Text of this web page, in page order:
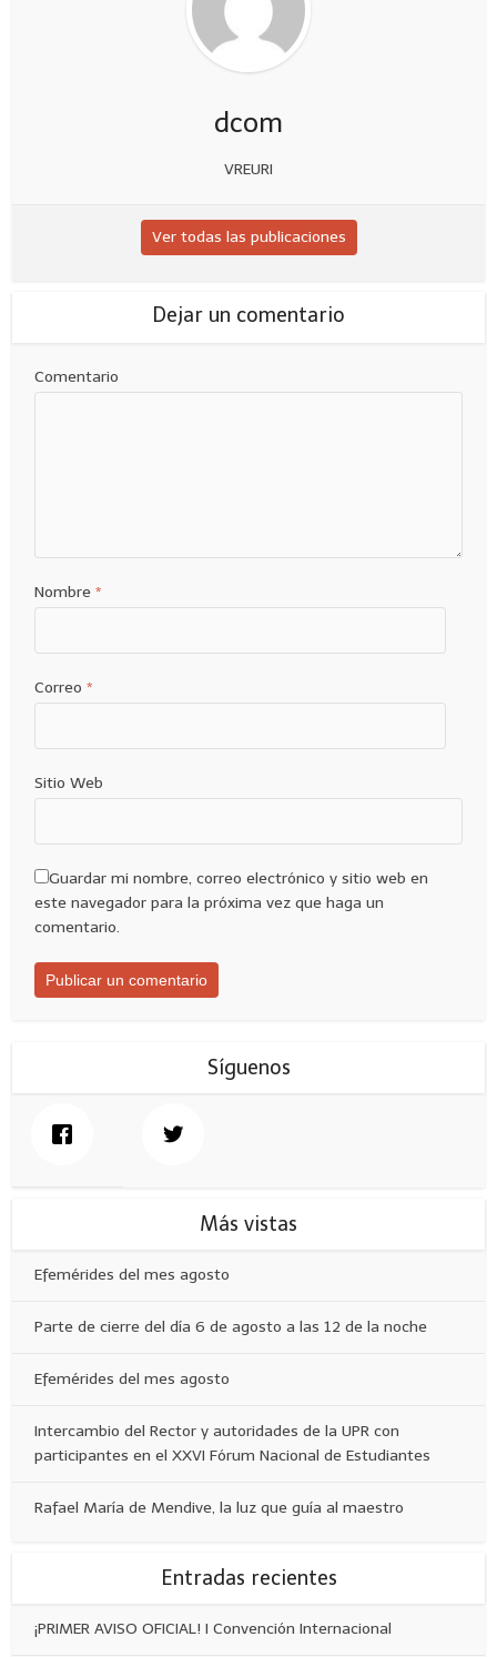
dcom
VREURI
Ver todas las publicaciones
Dejar un comentario
Comentario
Nombre *
Correo *
Sitio Web
Guardar mi nombre, correo electrónico y sitio web en
este navegador para la próxima vez que haga un
comentario.
Síguenos
Más vistas
Efemérides del mes agosto
Parte de cierre del día 6 de agosto a las 12 de la noche
Efemérides del mes agosto
Intercambio del Rector y autoridades de la UPR con
participantes en el XXVI Fórum Nacional de Estudiantes
Rafael María de Mendive, la luz que guía al maestro
Entradas recientes
¡PRIMER AVISO OFICIAL! I Convención Internacional